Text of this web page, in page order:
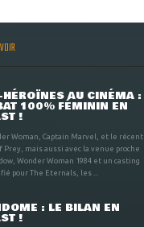
HÉROÏNES AU CINÉMA :
100% FÉMININ EN
!
Woman, Captain Marvel, et le récent
Prey, mais aussi avec la venue proche
Wonder Woman 1984 et un casting
pour The Eternals, les ...
: LE BILAN EN
!